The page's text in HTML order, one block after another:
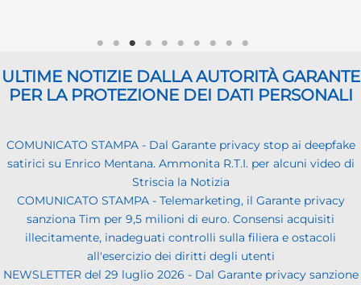
ULTIME NOTIZIE DALLA AUTORITÀ GARANTE
PER LA PROTEZIONE DEI DATI PERSONALI
COMUNICATO STAMPA - Dal Garante privacy stop ai deepfake
satirici su Enrico Mentana. Ammonita R.T.I. per alcuni video di
Striscia la Notizia
COMUNICATO STAMPA - Telemarketing, il Garante privacy
sanziona Tim per 9,5 milioni di euro. Consensi acquisiti
illecitamente, inadeguati controlli sulla filiera e ostacoli
all'esercizio dei diritti degli utenti
NEWSLETTER del 29 luglio 2026 - Dal Garante privacy sanzione